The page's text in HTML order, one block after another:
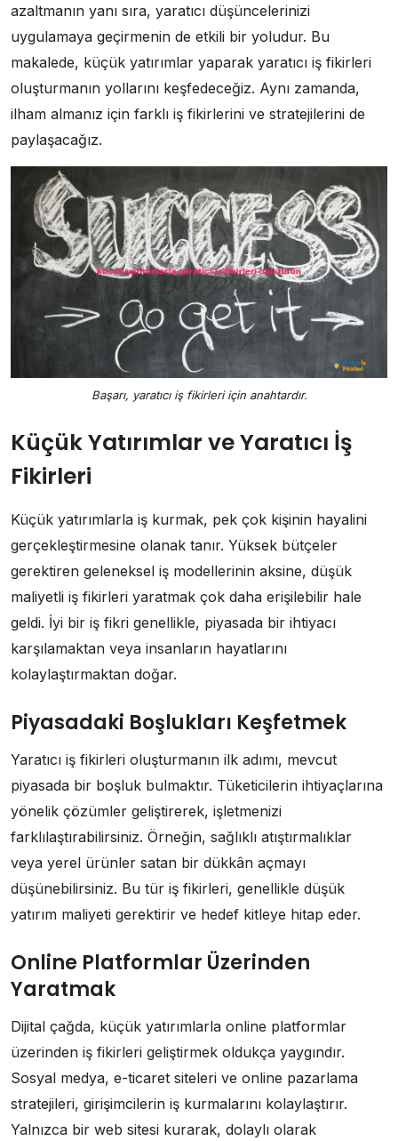
azaltmanın yanı sıra, yaratıcı düşüncelerinizi
uygulamaya geçirmenin de etkili bir yoludur. Bu
makalede, küçük yatırımlar yaparak yaratıcı iş fikirleri
oluşturmanın yollarını keşfedeceğiz. Aynı zamanda,
ilham almanız için farklı iş fikirlerini ve stratejilerini de
paylaşacağız.
Başarı, yaratıcı iş fikirleri için anahtardır.
Küçük Yatırımlar ve Yaratıcı İş
Fikirleri
Küçük yatırımlarla iş kurmak, pek çok kişinin hayalini
gerçekleştirmesine olanak tanır. Yüksek bütçeler
gerektiren geleneksel iş modellerinin aksine, düşük
maliyetli iş fikirleri yaratmak çok daha erişilebilir hale
geldi. İyi bir iş fikri genellikle, piyasada bir ihtiyacı
karşılamaktan veya insanların hayatlarını
kolaylaştırmaktan doğar.
Piyasadaki Boşlukları Keşfetmek
Yaratıcı iş fikirleri oluşturmanın ilk adımı, mevcut
piyasada bir boşluk bulmaktır. Tüketicilerin ihtiyaçlarına
yönelik çözümler geliştirerek, işletmenizi
farklılaştırabilirsiniz. Örneğin, sağlıklı atıştırmalıklar
veya yerel ürünler satan bir dükkân açmayı
düşünebilirsiniz. Bu tür iş fikirleri, genellikle düşük
yatırım maliyeti gerektirir ve hedef kitleye hitap eder.
Online Platformlar Üzerinden
Yaratmak
Dijital çağda, küçük yatırımlarla online platformlar
üzerinden iş fikirleri geliştirmek oldukça yaygındır.
Sosyal medya, e-ticaret siteleri ve online pazarlama
stratejileri, girişimcilerin iş kurmalarını kolaylaştırır.
Yalnızca bir web sitesi kurarak, dolaylı olarak